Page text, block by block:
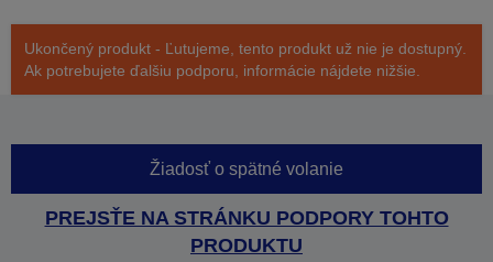
Ukončený produkt - Ľutujeme, tento produkt už nie je dostupný.
Ak potrebujete ďalšiu podporu, informácie nájdete nižšie.
Žiadosť o spätné volanie
PREJSŤE NA STRÁNKU PODPORY TOHTO
PRODUKTU